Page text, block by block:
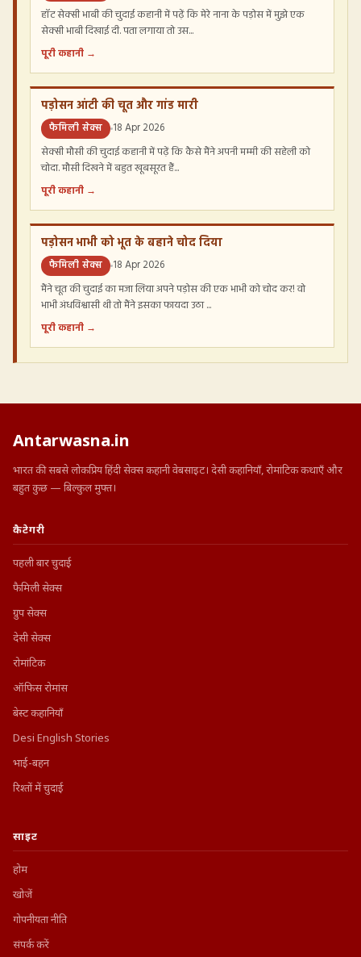
हॉट सेक्सी भाबी की चुदाई कहानी में पढ़ें कि मेरे नाना के पड़ोस में मुझे एक
सेक्सी भाबी दिखाई दी. पता लगाया तो उस...
पूरी कहानी →
पड़ोसन आंटी की चूत और गांड मारी
फैमिली सेक्स 18 Apr 2026
सेक्सी मौसी की चुदाई कहानी में पढ़ें कि कैसे मैंने अपनी मम्मी की सहेली को
चोदा. मौसी दिखने में बहुत खूबसूरत हैं...
पूरी कहानी →
पड़ोसन भाभी को भूत के बहाने चोद दिया
फैमिली सेक्स 18 Apr 2026
मैंने चूत की चुदाई का मजा लिया अपने पड़ोस की एक भाभी को चोद कर! वो
भाभी अंधविश्वासी थी तो मैंने इसका फायदा उठा ...
पूरी कहानी →
Antarwasna.in
भारत की सबसे लोकप्रिय हिंदी सेक्स कहानी वेबसाइट। देसी कहानियाँ, रोमांटिक कथाएँ और
बहुत कुछ — बिल्कुल मुफ्त।
कैटेगरी
पहली बार चुदाई
फैमिली सेक्स
ग्रुप सेक्स
देसी सेक्स
रोमांटिक
ऑफिस रोमांस
बेस्ट कहानियाँ
Desi English Stories
भाई-बहन
रिश्तों में चुदाई
साइट
होम
खोजें
गोपनीयता नीति
संपर्क करें